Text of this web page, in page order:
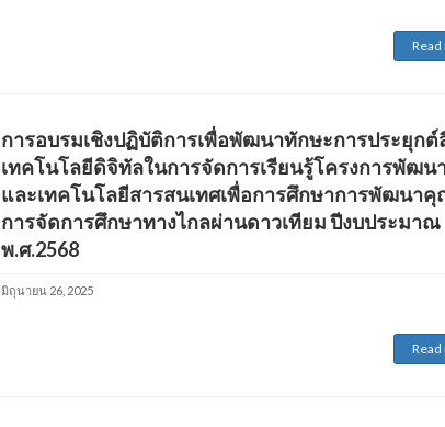
การอบรมเชิงปฏิบัติการเพื่อพัฒนาทักษะการประยุกต์
เทคโนโลยีดิจิทัลในการจัดการเรียนรู้โครงการพัฒน
และเทคโนโลยีสารสนเทศเพื่อการศึกษาการพัฒนา
การจัดการศึกษาทางไกลผ่านดาวเทียม ปีงบประมาณ
พ.ศ.2568
มิถุนายน 26, 2025